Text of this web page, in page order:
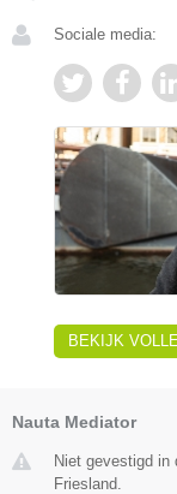
Sociale media:
BEKIJK
Nauta Mediator
Niet gevestigd in
Friesland.